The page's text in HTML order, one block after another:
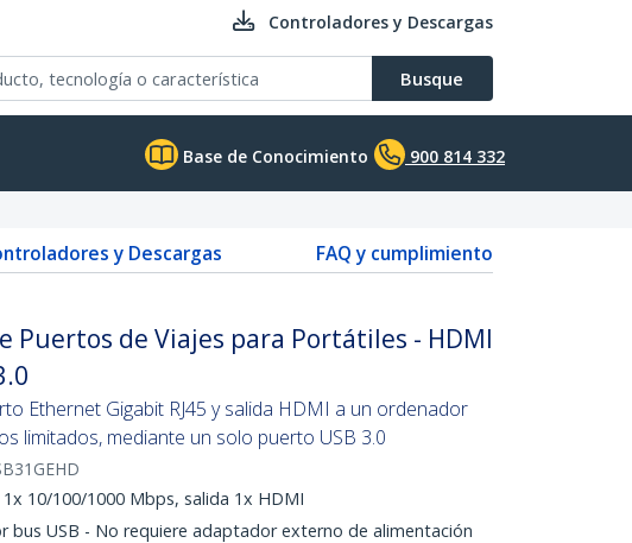
Controladores y Descargas
Busque
Base de Conocimiento 900 814 332
y Descargas
FAQ y cumplimiento
Puertos de Viajes para Portátiles - HDMI
Ethernet Gigabit RJ45 y salida HDMI a un ordenador
limitados, mediante un solo puerto USB 3.0
10/100/1000 Mbps, salida 1x HDMI
bus USB - No requiere adaptador externo de alimentación